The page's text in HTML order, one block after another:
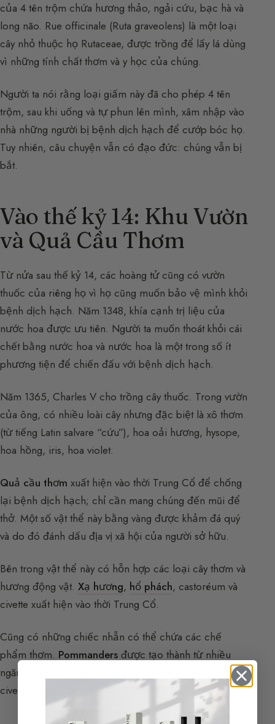
của 4 tên trộm chứa hương thảo, ngải cứu, bạc hà và
long não. Rue officinale (Ruta graveolens) là một loại
cây nhỏ thuộc họ Rutaceae, được trồng để lấy lá dùng
vì những tính chất thơm và y học của chúng.
Người ta nói rằng loại giấm này đã cho phép 4 tên
trộm, sau khi uống và tự phun lên mình, xâm nhập vào
nhà những người bị bệnh dịch hạch để cướp bóc họ.
Tuy nhiên, câu chuyện vẫn có đạo đức: chúng vẫn bị
bắt.
Vào thế kỷ 14: Khu Vườn
và Quả Cầu Thơm
Từ nửa sau thế kỷ 14, các hoàng tử cũng có vườn
thuốc của riêng họ vì họ cũng muốn bảo vệ mình khỏi
bệnh dịch hạch. Năm 1348, khía cạnh trị liệu của
nước hoa được ưu tiên. Người ta muốn thoát khỏi cái
chết bằng nước hoa và nước hoa là một trong số ít
phương tiện để chiến đấu với bệnh dịch hạch.
Năm 1365, Charles V cho trồng cây thuốc. Trong vườn
của ông, có nhiều loài cây nhưng đặc biệt là xô thơm
(từ tiếng Latin salvare “cứu”), hoa oải hương, hysope,
hoa hồng, iris, hoa violet.
Quả cầu thơm xuất hiện vào thời Trung Cổ để chống
lại bệnh dịch hạch; chỉ cần mang chúng đến mũi để
thở. Một số vật thể này bằng vàng được khảm đá quý
và do đó đánh dấu địa vị xã hội của người sở hữu.
Bên trong vật thể này có hỗn hợp các loại cây thơm và
hương động vật. Xạ hương, hổ phách, castoréum và
civette xuất hiện vào thời Trung Cổ.
Cũng có những chiếc nhẫn có thể chứa các chế
phẩm thơm. Pommanders được tạo thành từ nhiều
ngăn riêng biệt chứa các sản phẩm khác nhau như
civette, hổ phách, castoréum.